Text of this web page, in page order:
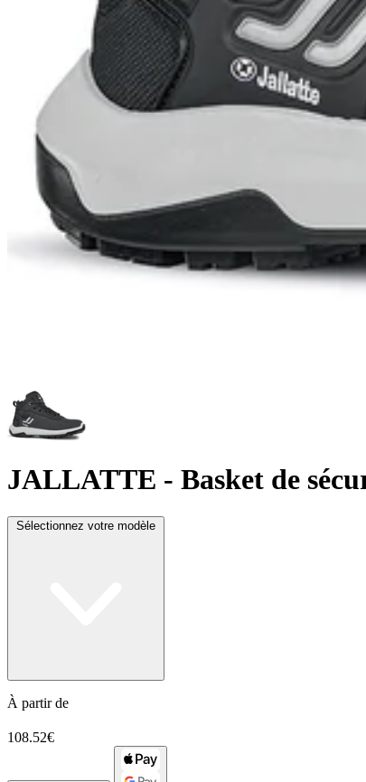
JALLATTE - Basket de
Sélectionnez votre modèle
À partir de
108.52€